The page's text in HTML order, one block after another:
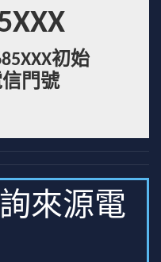
初始
門號
來源電